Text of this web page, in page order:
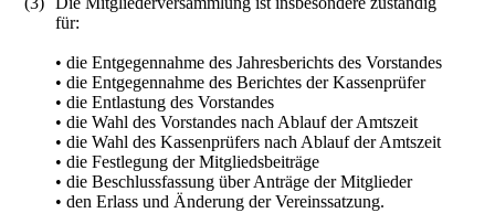
für:
• die Entgegennahme des Jahresberichts des Vorstandes
• die Entgegennahme des Berichtes der Kassenprüfer
• die Entlastung des Vorstandes
• die Wahl des Vorstandes nach Ablauf der Amtszeit
• die Wahl des Kassenprüfers nach Ablauf der Amtszeit
• die Festlegung der Mitgliedsbeiträge
• die Beschlussfassung über Anträge der Mitglieder
• den Erlass und Änderung der Vereinssatzung.